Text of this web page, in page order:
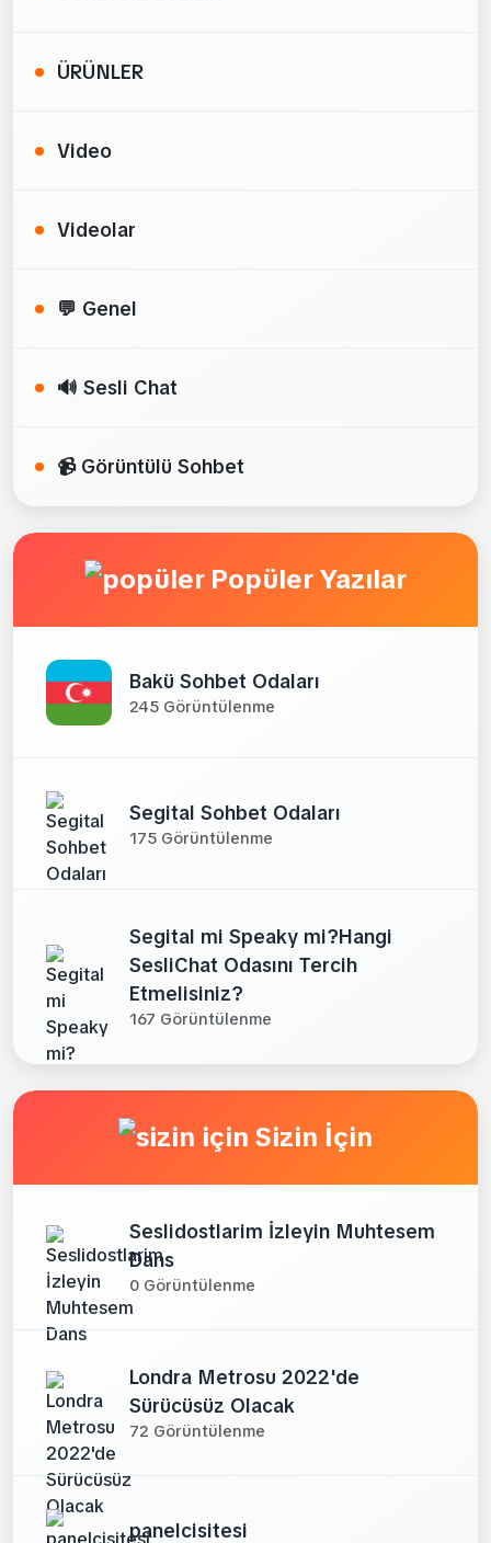
ÜRÜNLER
Video
Videolar
💬 Genel
🔊 Sesli Chat
📹 Görüntülü Sohbet
Popüler Yazılar
Bakü Sohbet Odaları
245 Görüntülenme
Segital Sohbet Odaları
175 Görüntülenme
Segital mi Speaky mi?Hangi
SesliChat Odasını Tercih
Etmelisiniz?
167 Görüntülenme
Sizin İçin
Seslidostlarim İzleyin Muhtesem
Dans
0 Görüntülenme
Londra Metrosu 2022'de
Sürücüsüz Olacak
72 Görüntülenme
panelcisitesi